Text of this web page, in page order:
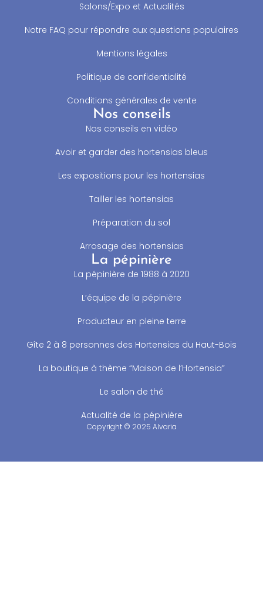
Salons/Expo et Actualités
Notre FAQ pour répondre aux questions populaires
Mentions légales
Politique de confidentialité
Conditions générales de vente
Nos conseils
Nos conseils en vidéo
Avoir et garder des hortensias bleus
Les expositions pour les hortensias
Tailler les hortensias
Préparation du sol
Arrosage des hortensias
La pépinière
La pépinière de 1988 à 2020
L’équipe de la pépinière
Producteur en pleine terre
Gîte 2 à 8 personnes des Hortensias du Haut-Bois
La boutique à thème “Maison de l’Hortensia”
Le salon de thé
Actualité de la pépinière
Copyright © 2025 Alvaria